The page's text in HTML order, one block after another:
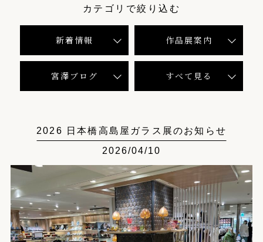
カテゴリで絞り込む
新着情報 作品展案内
宮澤ブログ すべて見る
2026 日本橋高島屋ガラス展のお知らせ
2026/04/10